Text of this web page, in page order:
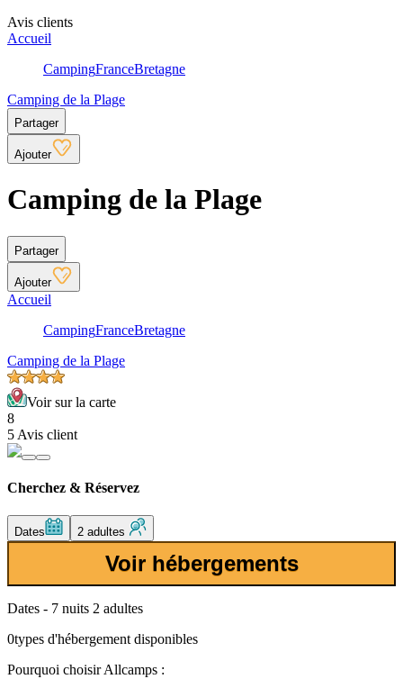
Avis clients
Accueil
CampingFranceBretagne
Camping de la Plage
Partager
Ajouter
Camping de la Plage
Partager
Ajouter
Accueil
CampingFranceBretagne
Camping de la Plage
Voir sur la carte
8
5 Avis client
Cherchez & Réservez
Dates 2 adultes
Voir hébergements
Dates - 7 nuits 2 adultes
0types d'hébergement disponibles
Pourquoi choisir Allcamps :